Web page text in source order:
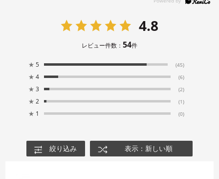
4.8
レビュー件数： 54件
★ 5 (45)
★ 4 (6)
★ 3 (2)
★ 2 (1)
★ 1 (0)
絞り込み 表示：新しい順